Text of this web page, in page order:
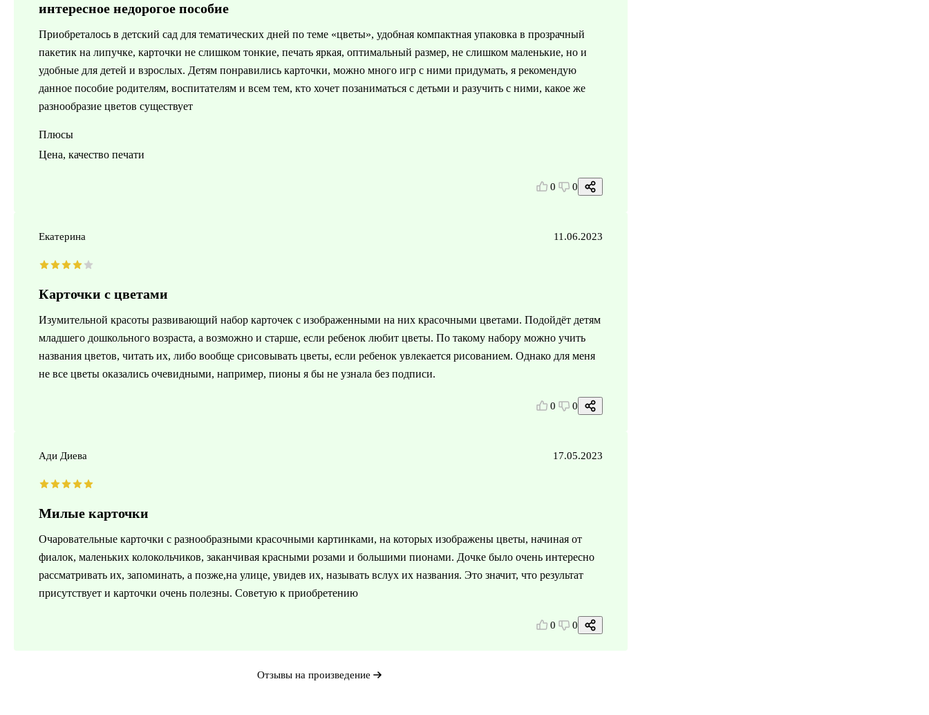
интересное недорогое пособие
Приобреталось в детский сад для тематических дней по теме «цветы», удобная компактная упаковка в прозрачный
пакетик на липучке, карточки не слишком тонкие, печать яркая, оптимальный размер, не слишком маленькие, но и
удобные для детей и взрослых. Детям понравились карточки, можно много игр с ними придумать, я рекомендую
данное пособие родителям, воспитателям и всем тем, кто хочет позаниматься с детьми и разучить с ними, какое же
разнообразие цветов существует
Плюсы
Цена, качество печати
0 0
Екатерина 11.06.2023
Карточки с цветами
Изумительной красоты развивающий набор карточек с изображенными на них красочными цветами. Подойдёт детям
младшего дошкольного возраста, а возможно и старше, если ребенок любит цветы. По такому набору можно учить
названия цветов, читать их, либо вообще срисовывать цветы, если ребенок увлекается рисованием. Однако для меня
не все цветы оказались очевидными, например, пионы я бы не узнала без подписи.
0 0
Ади Диева 17.05.2023
Милые карточки
Очаровательные карточки с разнообразными красочными картинками, на которых изображены цветы, начиная от
фиалок, маленьких колокольчиков, заканчивая красными розами и большими пионами. Дочке было очень интересно
рассматривать их, запоминать, а позже,на улице, увидев их, называть вслух их названия. Это значит, что результат
присутствует и карточки очень полезны. Советую к приобретению
0 0
Отзывы на произведение